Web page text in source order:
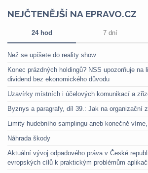
NEJČTENĚJŠÍ NA EPRAVO.CZ
24 hod 7 dní
Než se upíšete do reality show
Konec prázdných holdingů? NSS upozorňuje na
dividend bez ekonomického důvodu
Uzavírky místních i účelových komunikací a
Byznys a paragrafy, díl 39.: Jak na organizační
Limity hudebního samplingu aneb konečně
Náhrada škody
Aktuální vývoj odpadového práva v České
evropských cílů k praktickým problémům